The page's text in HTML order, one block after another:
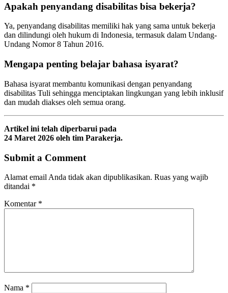
Apakah penyandang disabilitas bisa bekerja?
Ya, penyandang disabilitas memiliki hak yang sama untuk bekerja
dan dilindungi oleh hukum di Indonesia, termasuk dalam Undang-
Undang Nomor 8 Tahun 2016.
Mengapa penting belajar bahasa isyarat?
Bahasa isyarat membantu komunikasi dengan penyandang
disabilitas Tuli sehingga menciptakan lingkungan yang lebih inklusif
dan mudah diakses oleh semua orang.
Artikel ini telah diperbarui pada
24 Maret 2026 oleh tim Parakerja.
Submit a Comment
Alamat email Anda tidak akan dipublikasikan. Ruas yang wajib
ditandai *
Komentar *
Nama *